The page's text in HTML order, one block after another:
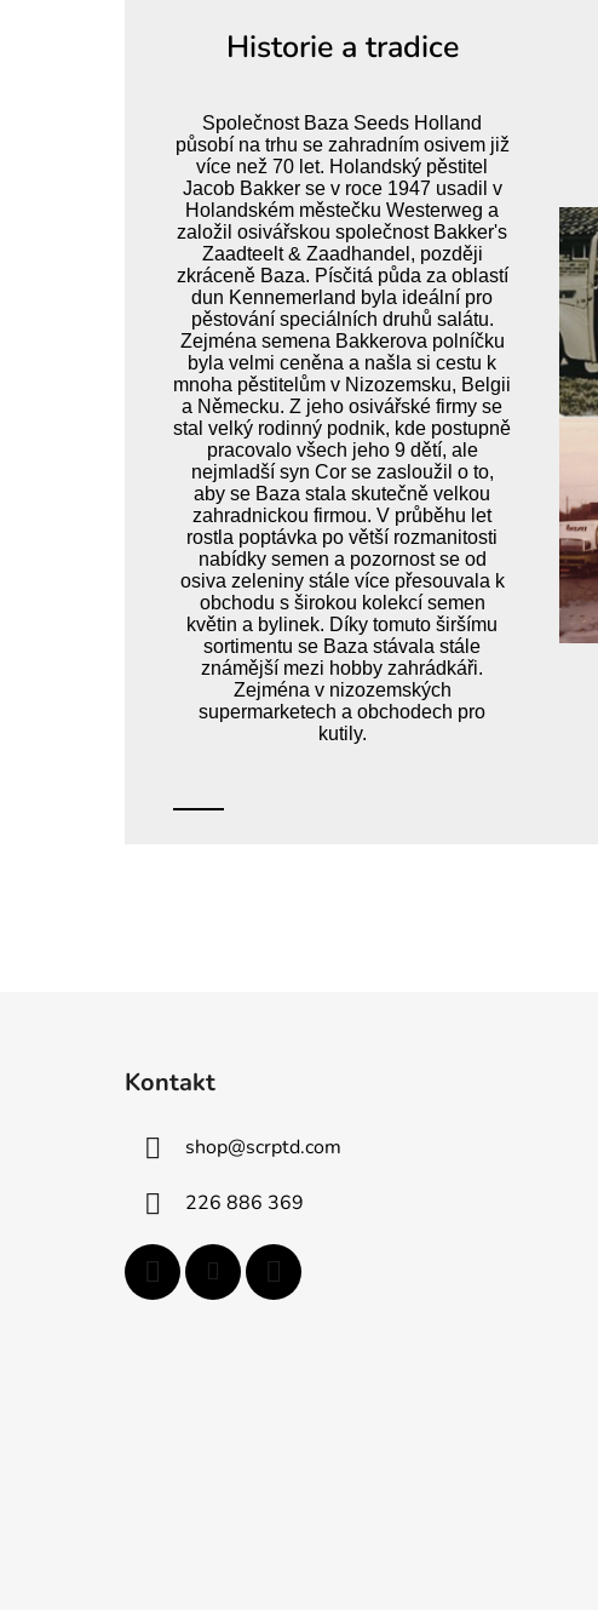
Historie a tradice
Společnost Baza Seeds Holland
působí na trhu se zahradním osivem již
více než 70 let. Holandský pěstitel
Jacob Bakker se v roce 1947 usadil v
Holandském městečku Westerweg a
založil osivářskou společnost Bakker's
Zaadteelt & Zaadhandel, později
zkráceně Baza. Písčitá půda za oblastí
dun Kennemerland byla ideální pro
pěstování speciálních druhů salátu.
Zejména semena Bakkerova polníčku
byla velmi ceněna a našla si cestu k
mnoha pěstitelům v Nizozemsku, Belgii
a Německu. Z jeho osivářské firmy se
stal velký rodinný podnik, kde postupně
pracovalo všech jeho 9 dětí, ale
nejmladší syn Cor se zasloužil o to,
aby se Baza stala skutečně velkou
zahradnickou firmou. V průběhu let
rostla poptávka po větší rozmanitosti
nabídky semen a pozornost se od
osiva zeleniny stále více přesouvala k
obchodu s širokou kolekcí semen
květin a bylinek. Díky tomuto širšímu
sortimentu se Baza stávala stále
známější mezi hobby zahrádkáři.
Zejména v nizozemských
supermarketech a obchodech pro
kutily.
Kontakt
shop@scrptd.com
226 886 369